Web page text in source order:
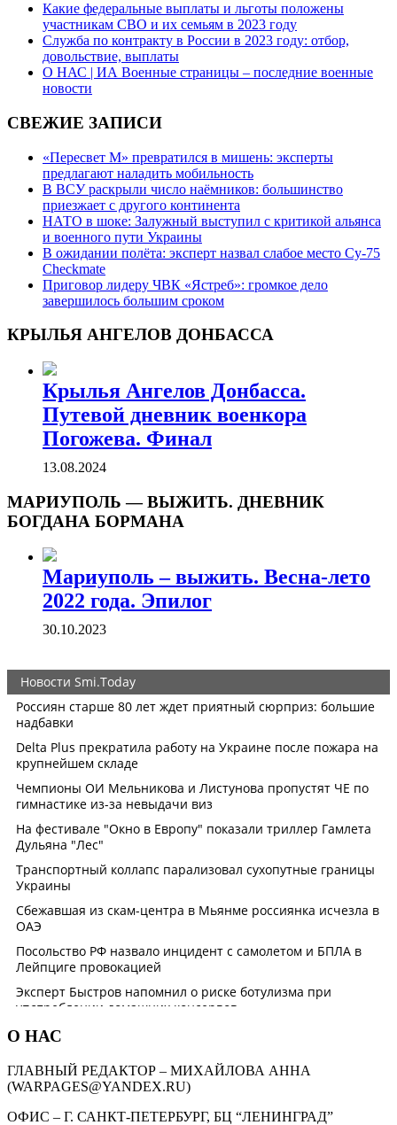
Какие федеральные выплаты и льготы положены
участникам СВО и их семьям в 2023 году
Служба по контракту в России в 2023 году: отбор,
довольствие, выплаты
О НАС | ИА Военные страницы – последние военные
новости
СВЕЖИЕ ЗАПИСИ
«Пересвет М» превратился в мишень: эксперты
предлагают наладить мобильность
В ВСУ раскрыли число наёмников: большинство
приезжает с другого континента
НАТО в шоке: Залужный выступил с критикой альянса
и военного пути Украины
В ожидании полёта: эксперт назвал слабое место Су-75
Checkmate
Приговор лидеру ЧВК «Ястреб»: громкое дело
завершилось большим сроком
КРЫЛЬЯ АНГЕЛОВ ДОНБАССА
Крылья Ангелов Донбасса.
Путевой дневник военкора
Погожева. Финал
13.08.2024
МАРИУПОЛЬ — ВЫЖИТЬ. ДНЕВНИК
БОГДАНА БОРМАНА
Мариуполь – выжить. Весна-лето
2022 года. Эпилог
30.10.2023
О НАС
ГЛАВНЫЙ РЕДАКТОР – МИХАЙЛОВА АННА
(WARPAGES@YANDEX.RU)
ОФИС – Г. САНКТ-ПЕТЕРБУРГ, БЦ “ЛЕНИНГРАД”